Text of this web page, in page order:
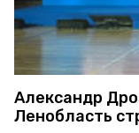
Александр
Ленобласть